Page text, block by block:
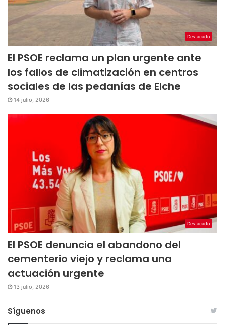
Destacado
El PSOE reclama un plan urgente ante
los fallos de climatización en centros
sociales de las pedanías de Elche
14 julio, 2026
Destacado
El PSOE denuncia el abandono del
cementerio viejo y reclama una
actuación urgente
13 julio, 2026
Síguenos